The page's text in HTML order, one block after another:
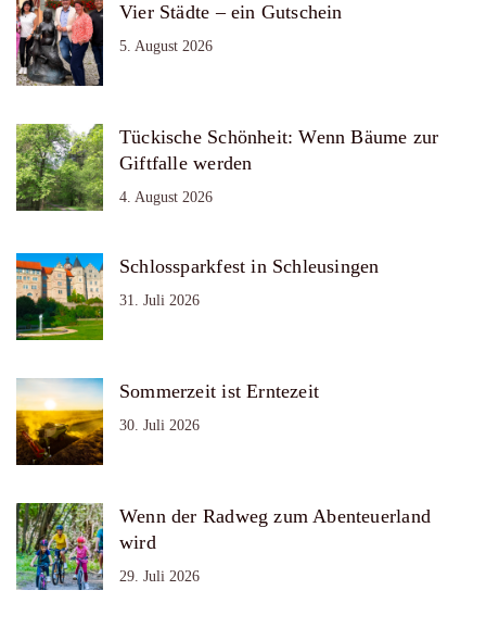
Vier Städte – ein Gutschein
5. August 2026
Tückische Schönheit: Wenn Bäume zur
Giftfalle werden
4. August 2026
Schlossparkfest in Schleusingen
31. Juli 2026
Sommerzeit ist Erntezeit
30. Juli 2026
Wenn der Radweg zum Abenteuerland
wird
29. Juli 2026